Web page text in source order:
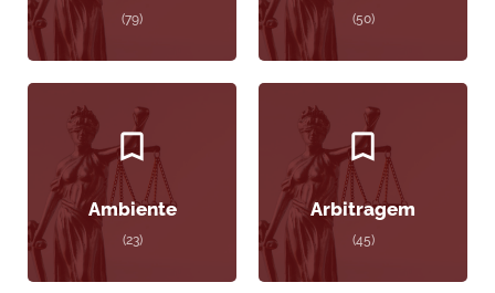
(79) (50)
Ambiente
(23)
Arbitragem
(45)